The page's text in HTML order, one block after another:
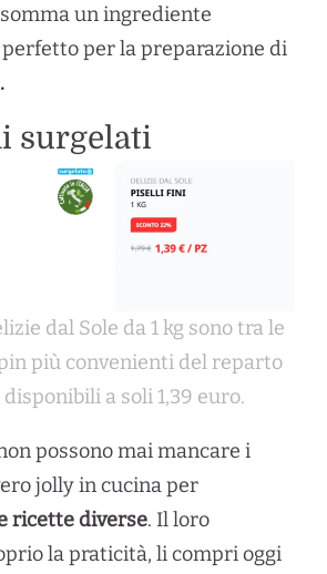
un ingrediente
per la preparazione di
surgelati
dal Sole da 1 kg sono tra le
più convenienti del reparto
a soli 1,39 euro.
possono mai mancare i
jolly in cucina per
ricette diverse. Il loro
la praticità, li compri oggi